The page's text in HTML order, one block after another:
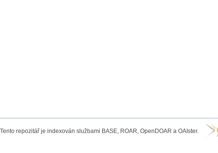
Tento repozitář je indexován službami BASE, ROAR, OpenDOAR a OAIster.